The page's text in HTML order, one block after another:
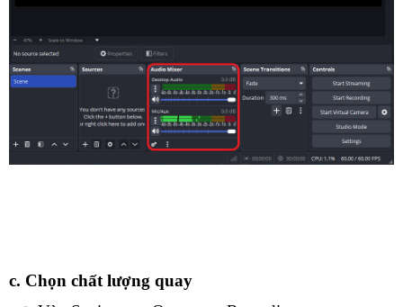
c. Chọn chất lượng quay